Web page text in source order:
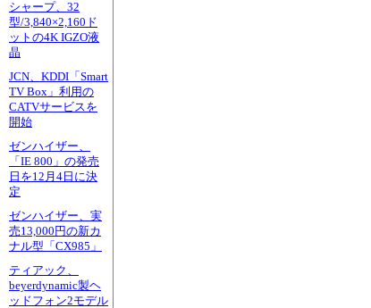
シャープ、32
型/3,840×2,160ド
ットの4K IGZO液
晶
JCN、KDDI「Smart
TV Box」利用の
CATVサービスを
開始
ゼンハイザー、
「IE 800」の発売
日を12月4日に決
定
ゼンハイザー、実
売13,000円の新カ
ナル型「CX985」
ティアック、
beyerdynamic製ヘ
ッドフォン2モデル